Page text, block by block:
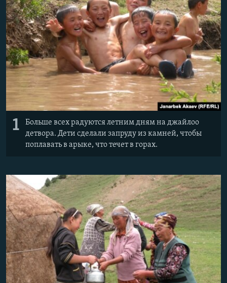
1
Больше всех радуются летним дням на джайлоо
детвора. Дети сделали запруду из камней, чтобы
поплавать в арыке, что течет в горах.